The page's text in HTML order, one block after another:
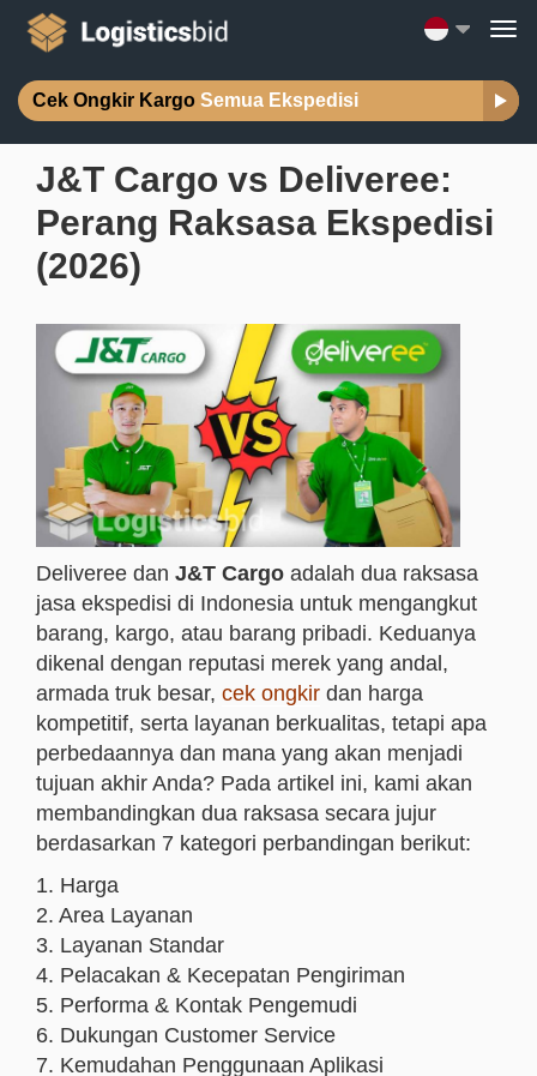
Cek Ongkir Kargo Semua Ekspedisi
J&T Cargo vs Deliveree:
Perang Raksasa Ekspedisi
(2026)
Deliveree dan J&T Cargo adalah dua raksasa
jasa ekspedisi di Indonesia untuk mengangkut
barang, kargo, atau barang pribadi. Keduanya
dikenal dengan reputasi merek yang andal,
armada truk besar, cek ongkir dan harga
kompetitif, serta layanan berkualitas, tetapi apa
perbedaannya dan mana yang akan menjadi
tujuan akhir Anda? Pada artikel ini, kami akan
membandingkan dua raksasa secara jujur
berdasarkan 7 kategori perbandingan berikut:
1. Harga
2. Area Layanan
3. Layanan Standar
4. Pelacakan & Kecepatan Pengiriman
5. Performa & Kontak Pengemudi
6. Dukungan Customer Service
7. Kemudahan Penggunaan Aplikasi